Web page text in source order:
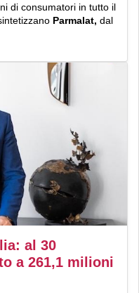
di consumatori in tutto il
Parmalat, dal
al 30
a 261,1 milioni